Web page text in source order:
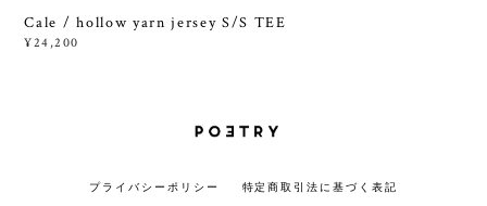
Cale / hollow yarn jersey S/S TEE
¥24,200
プライバシーポリシー 特定商取引法に基づく表記